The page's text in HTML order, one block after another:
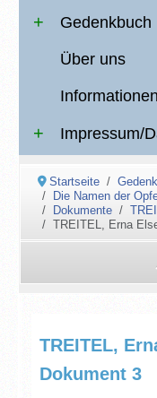
Gedenkbuch
Über uns
Impressum/
Startseite
Die Namen der
Dokumente
TREITEL, Erna
TREITEL,
Dokument 3